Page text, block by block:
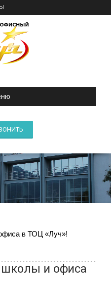
в ТОЦ «Луч»!
и офиса